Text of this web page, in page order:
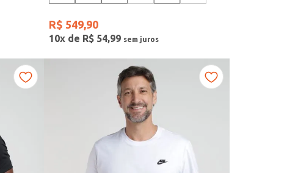
R$ 549,90
10x de R$ 54,99